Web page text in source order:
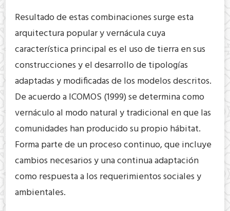
Resultado de estas combinaciones surge esta
arquitectura popular y vernácula cuya
característica principal es el uso de tierra en sus
construcciones y el desarrollo de tipologías
adaptadas y modificadas de los modelos descritos.
De acuerdo a ICOMOS (1999) se determina como
vernáculo al modo natural y tradicional en que las
comunidades han producido su propio hábitat.
Forma parte de un proceso continuo, que incluye
cambios necesarios y una continua adaptación
como respuesta a los requerimientos sociales y
ambientales.